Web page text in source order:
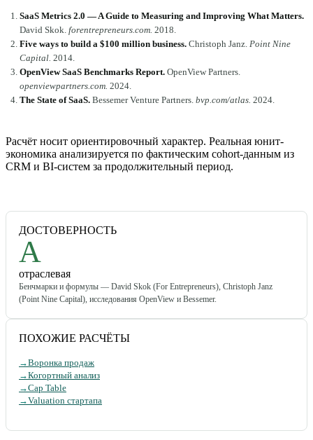
SaaS Metrics 2.0 — A Guide to Measuring and Improving What Matters.
David Skok forentrepreneurs.com 2018
Five ways to build a $100 million business. Christoph Janz Point Nine
Capital 2014
OpenView SaaS Benchmarks Report. OpenView Partners
openviewpartners.com 2024
The State of SaaS. Bessemer Venture Partners bvp.com/atlas 2024
Расчёт носит ориентировочный характер. Реальная юнит-
экономика анализируется по фактическим cohort-данным из
CRM и BI-систем за продолжительный период.
ДОСТОВЕРНОСТЬ
A
отраслевая
Бенчмарки и формулы — David Skok (For Entrepreneurs), Christoph Janz
(Point Nine Capital), исследования OpenView и Bessemer.
ПОХОЖИЕ РАСЧЁТЫ
→Воронка продаж
→Когортный анализ
→Cap Table
→Valuation стартапа